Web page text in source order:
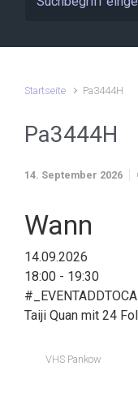
Startseite Pa3444H
Pa3444H
14. September 2026
Wann
14.09.2026
18:00 - 19:30
Taiji Quan mit 24
VHS Pankow